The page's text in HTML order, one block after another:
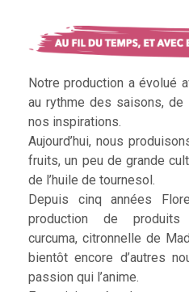
Notre production a évolué
au rythme des saisons,
nos inspirations.
Aujourd’hui, nous
fruits, un peu de grande
de l’huile de tournesol.
Depuis cinq années
production de produits
curcuma, citronnelle de
bientôt encore d’autres
passion qui l’anime.